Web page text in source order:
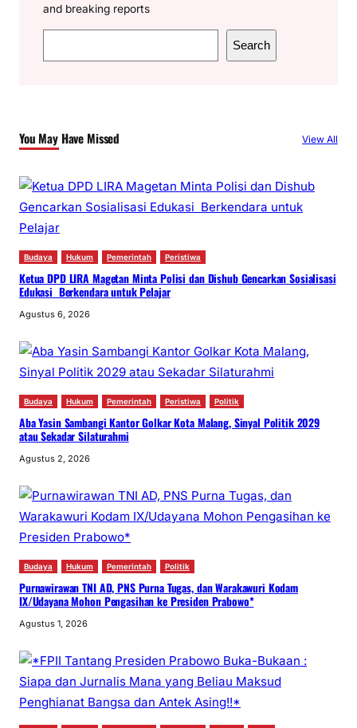
and breaking reports
e
h
Search
You May Have Missed View All
Budaya Hukum Pemerintah Peristiwa
Ketua DPD LIRA Magetan Minta Polisi dan Dishub Gencarkan Sosialisasi
Edukasi Berkendara untuk Pelajar
Agustus 6, 2026
Budaya Hukum Pemerintah Peristiwa Politik
Aba Yasin Sambangi Kantor Golkar Kota Malang, Sinyal Politik 2029
atau Sekadar Silaturahmi
Agustus 2, 2026
Budaya Hukum Pemerintah Politik
Purnawirawan TNI AD, PNS Purna Tugas, dan Warakawuri Kodam
IX/Udayana Mohon Pengasihan ke Presiden Prabowo*
Agustus 1, 2026